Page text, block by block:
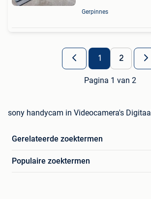
Gerpinnes
1 2
Pagina 1 van 2
sony handycam in Videocamera's Digitaal
Gerelateerde zoektermen
Populaire zoektermen